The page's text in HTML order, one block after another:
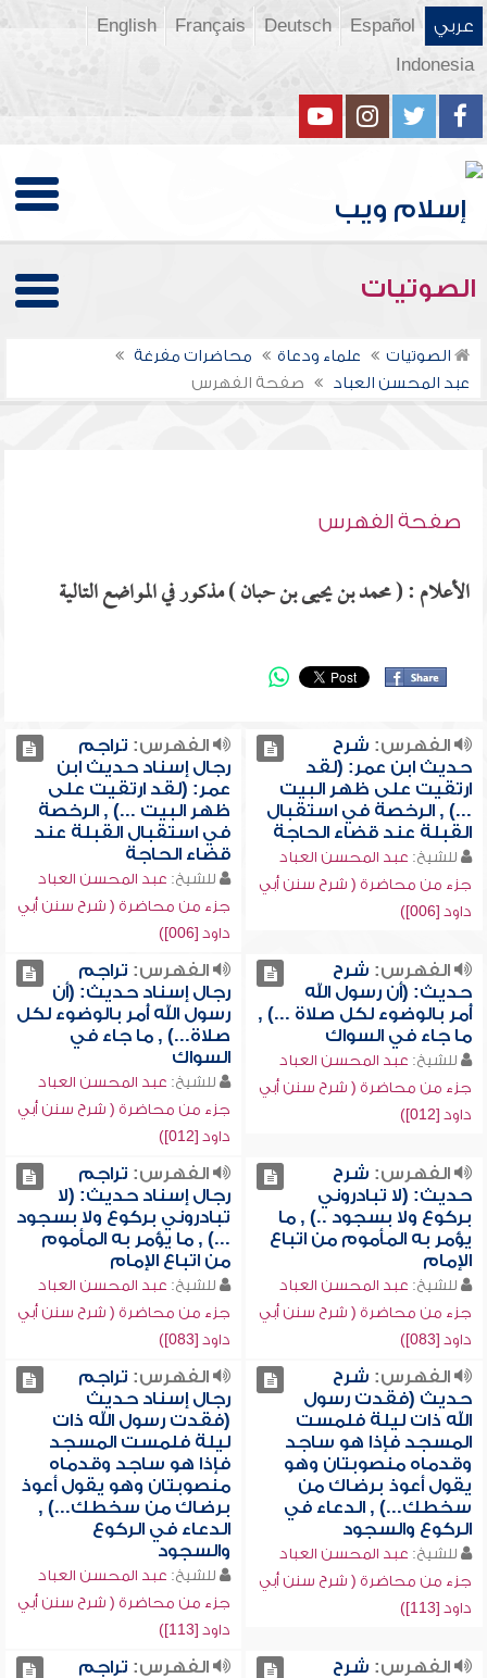
عربي Español
Deutsch
Français
English
Indonesia
الصوتيات
الصوتيات علماء ودعاة
محاضرات مفرغة
عبد المحسن العباد
صفحة الفهرس
صفحة الفهرس
الأعلام : ( محمد بن يحيى بن حبان ) مذكور في المواضع التالية
الفهرس: شرح
حديث ابن عمر: (لقد
ارتقيت على ظهر البيت
...) , الرخصة في استقبال
القبلة عند قضاء الحاجة
للشيخ: عبد المحسن العباد
جزء من محاضرة ( شرح سنن أبي
داود [006])
الفهرس: تراجم
رجال إسناد حديث ابن
عمر: (لقد ارتقيت على
ظهر البيت ...) , الرخصة
في استقبال القبلة عند
قضاء الحاجة
للشيخ: عبد المحسن العباد
جزء من محاضرة ( شرح سنن أبي
داود [006])
الفهرس: شرح
حديث: (أن رسول الله
أُمر بالوضوء لكل صلاة ...) ,
ما جاء في السواك
للشيخ: عبد المحسن العباد
جزء من محاضرة ( شرح سنن أبي
داود [012])
الفهرس: تراجم
رجال إسناد حديث: (أن
رسول الله أُمر بالوضوء لكل
صلاة...) , ما جاء في
السواك
للشيخ: عبد المحسن العباد
جزء من محاضرة ( شرح سنن أبي
داود [012])
الفهرس: شرح
حديث: (لا تبادروني
بركوع ولا بسجود ..) , ما
يؤمر به المأموم من اتباع
الإمام
للشيخ: عبد المحسن العباد
جزء من محاضرة ( شرح سنن أبي
داود [083])
الفهرس: تراجم
رجال إسناد حديث: (لا
تبادروني بركوع ولا بسجود
...) , ما يؤمر به المأموم
من اتباع الإمام
للشيخ: عبد المحسن العباد
جزء من محاضرة ( شرح سنن أبي
داود [083])
الفهرس: شرح
حديث (فقدت رسول
الله ذات ليلة فلمست
المسجد فإذا هو ساجد
وقدماه منصوبتان وهو
يقول أعوذ برضاك من
سخطك...) , الدعاء في
الركوع والسجود
للشيخ: عبد المحسن العباد
جزء من محاضرة ( شرح سنن أبي
داود [113])
الفهرس: تراجم
رجال إسناد حديث
(فقدت رسول الله ذات
ليلة فلمست المسجد
فإذا هو ساجد وقدماه
منصوبتان وهو يقول أعوذ
برضاك من سخطك...) ,
الدعاء في الركوع
والسجود
للشيخ: عبد المحسن العباد
جزء من محاضرة ( شرح سنن أبي
داود [113])
الفهرس: شرح
الفهرس: تراجم